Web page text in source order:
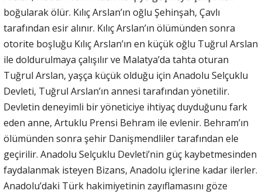
boğularak ölür. Kılıç Arslan’ın oğlu Şehinşah, Çavlı
tarafından esir alınır. Kılıç Arslan’ın ölümünden sonra
otorite boşluğu Kılıç Arslan’ın en küçük oğlu Tuğrul Arslan
ile doldurulmaya çalışılır ve Malatya’da tahta oturan
Tuğrul Arslan, yaşça küçük olduğu için Anadolu Selçuklu
Devleti, Tuğrul Arslan’ın annesi tarafından yönetilir.
Devletin deneyimli bir yöneticiye ihtiyaç duyduğunu fark
eden anne, Artuklu Prensi Behram ile evlenir. Behram’ın
ölümünden sonra şehir Danişmendliler tarafından ele
geçirilir. Anadolu Selçuklu Devleti’nin güç kaybetmesinden
faydalanmak isteyen Bizans, Anadolu içlerine kadar ilerler.
Anadolu’daki Türk hakimiyetinin zayıflamasını göze